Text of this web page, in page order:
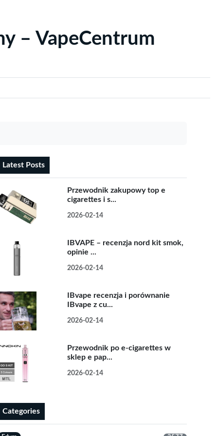
– VapeCentrum
Latest Posts
Przewodnik zakupowy top e
cigarettes i s...
2026-02-14
IBVAPE – recenzja nord kit smok,
opinie ...
2026-02-14
IBvape recenzja i porównanie
IBvape z cu...
2026-02-14
Przewodnik po e-cigarettes w
sklep e pap...
2026-02-14
Categories